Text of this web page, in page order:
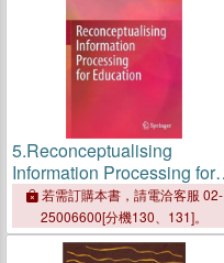
5.Reconceptualising
Information Processing for
Education
若需訂購本書，請電洽客服 02-
25006600[分機130、131]。